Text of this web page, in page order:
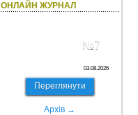
ОНЛАЙН ЖУРНАЛ
№7
03.08.2026
Переглянути
Архів →